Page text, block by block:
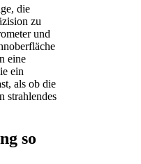
die
zu
und
eine
ein
als ob die
strahlendes
so